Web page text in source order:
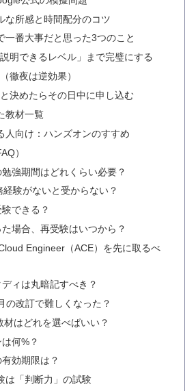
な所感と時間配分のコツ
一番大事だと思った3つのこと
明できるレベル」まで完璧にする
徹夜は逆効果）
決めたらその日中に申し込む
教材一覧
人向け：ハンズオンのすすめ
）
強期間はどれくらい必要？
験がないと受からない？
できる？
場合、再受験はいつから？
Engineer（ACE）を先に取るべ
ィは丸暗記すべき？
の改訂で難しくなった？
はどれを選べばいい？
何%？
効期限は？
は「判断力」の試験